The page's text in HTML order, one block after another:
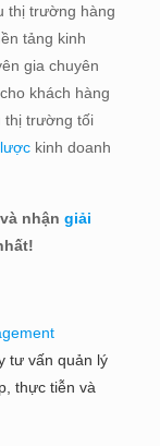
thị trường hàng
tảng kinh
gia chuyên
khách hàng
thị trường tối
kinh doanh
nhận giải
tư vấn quản lý
thực tiễn và